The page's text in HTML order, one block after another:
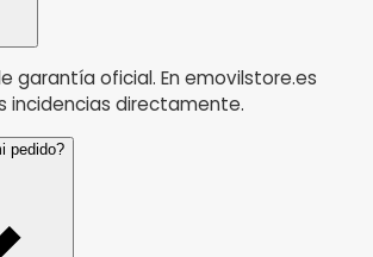
garantía oficial. En emovilstore.es
incidencias directamente.
pedido?